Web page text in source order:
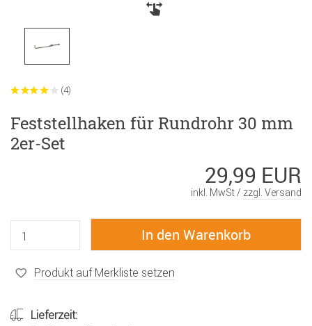
(4)
Feststellhaken für Rundrohr 30 mm
2er-Set
29,99 EUR
inkl. MwSt / zzgl. Versand
Produkt auf Merkliste setzen
Lieferzeit: